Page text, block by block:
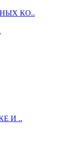
КО..
И ..